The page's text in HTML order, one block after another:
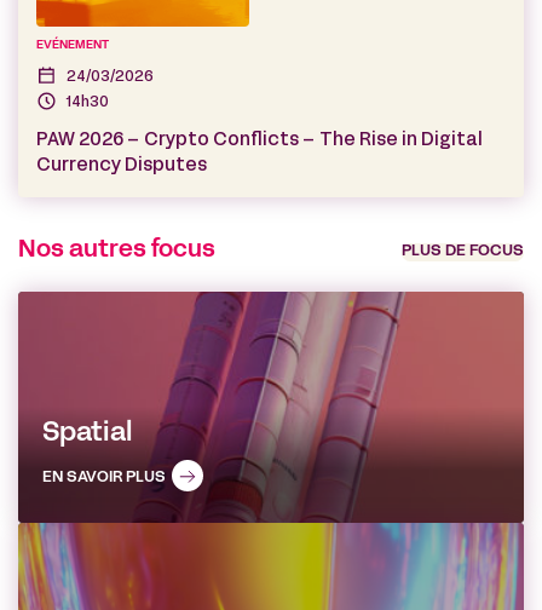
EVÉNEMENT
24/03/2026
14h30
PAW 2026 – Crypto Conflicts – The Rise in Digital
Currency Disputes
Nos autres focus PLUS DE FOCUS
Spatial
EN SAVOIR PLUS